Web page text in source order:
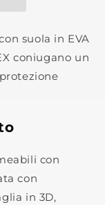
suola in EVA
coniugano un
con
con
in 3D,